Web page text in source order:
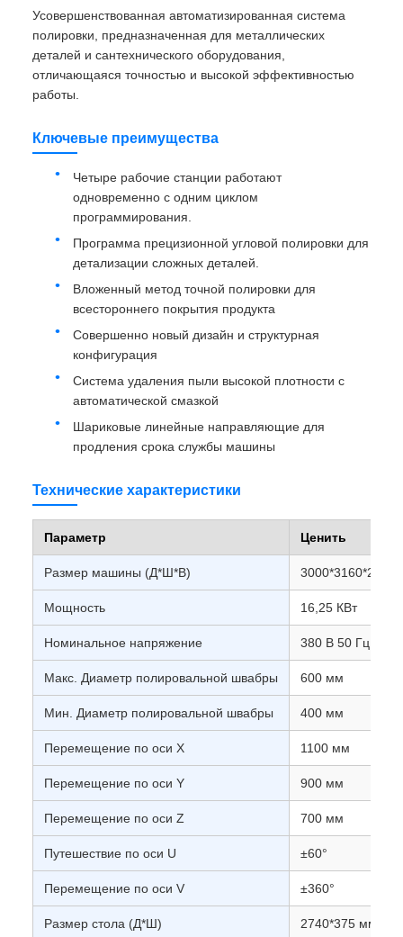
Усовершенствованная автоматизированная система
полировки, предназначенная для металлических
деталей и сантехнического оборудования,
отличающаяся точностью и высокой эффективностью
работы.
Ключевые преимущества
Четыре рабочие станции работают
одновременно с одним циклом
программирования.
Программа прецизионной угловой полировки для
детализации сложных деталей.
Вложенный метод точной полировки для
всестороннего покрытия продукта
Совершенно новый дизайн и структурная
конфигурация
Система удаления пыли высокой плотности с
автоматической смазкой
Шариковые линейные направляющие для
продления срока службы машины
Технические характеристики
Параметр Ценить
Размер машины (Д*Ш*В) 3000*3160*2772
Мощность 16,25 КВт
Номинальное напряжение 380 В 50 Гц
Макс. Диаметр полировальной швабры 600 мм
Мин. Диаметр полировальной швабры 400 мм
Перемещение по оси X 1100 мм
Перемещение по оси Y 900 мм
Перемещение по оси Z 700 мм
Путешествие по оси U ±60°
Перемещение по оси V ±360°
Размер стола (Д*Ш) 2740*375 мм